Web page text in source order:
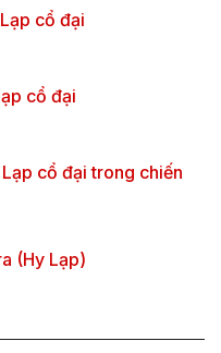
cổ đại
cổ đại
cổ đại trong chiến
(Hy Lạp)